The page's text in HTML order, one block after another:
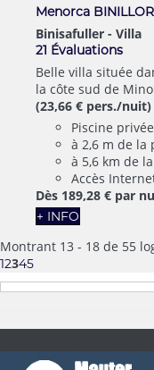
Menorca BINILLOR
Binisafuller - Villa
21 Évaluations
Belle villa située
la côte sud de
(23,66 € pers./nuit)
Piscine privée
à 2,6 m de la
à 5,6 km de
Accès
Dès 189,28 € par
+ INFO
Montrant 13 - 18 de 55
12345